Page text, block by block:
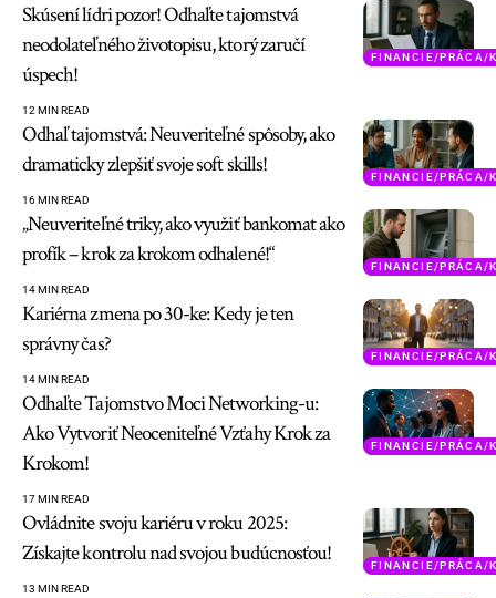
FINANCIE/PRÁCA/
Skúsení lídri pozor! Odhaľte tajomstvá
neodolateľného životopisu, ktorý zaručí
úspech!
12 MIN READ
FINANCIE/PRÁCA/
Odhaľ tajomstvá: Neuveriteľné spôsoby, ako
dramaticky zlepšiť svoje soft skills!
16 MIN READ
FINANCIE/PRÁCA/
„Neuveriteľné triky, ako využiť bankomat ako
profík – krok za krokom odhalené!“
14 MIN READ
FINANCIE/PRÁCA/
Kariérna zmena po 30-ke: Kedy je ten
správny čas?
14 MIN READ
FINANCIE/PRÁCA/
Odhaľte Tajomstvo Moci Networking-u:
Ako Vytvoriť Neoceniteľné Vzťahy Krok za
Krokom!
17 MIN READ
FINANCIE/PRÁCA/
Ovládnite svoju kariéru v roku 2025:
Získajte kontrolu nad svojou budúcnosťou!
13 MIN READ